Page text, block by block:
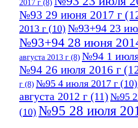
2017 г (8)
№93 29 июня 2017 г
2013 г (10) №93+94 23
№93+94 28 июня
августа 2013 г (8) №94 1
№94 26 июля 2016 г
г (8) №95 4 июля 2017 г (10)
августа 2012 г (11)№95
(10) №95 28 июля